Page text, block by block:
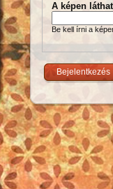
A képen
Be kell írni a